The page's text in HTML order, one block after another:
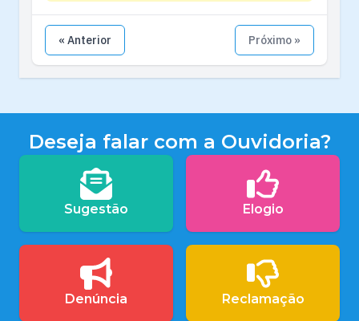
« Anterior Próximo »
Deseja falar com a Ouvidoria?
Sugestão Elogio
Denúncia Reclamação